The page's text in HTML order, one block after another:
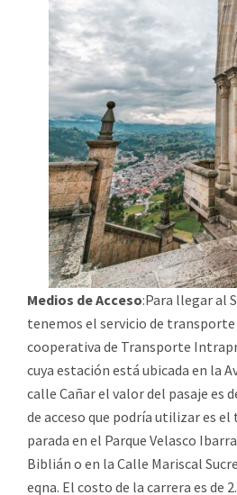
Medios de Acceso:Para llegar al
tenemos el servicio de transporte
cooperativa de Transporte
cuya estación está ubicada en la
calle Cañar el valor del pasaje es
de acceso que podría utilizar es el
parada en el Parque Velasco
Biblián o en la Calle Mariscal
eqna. El costo de la carrera es de